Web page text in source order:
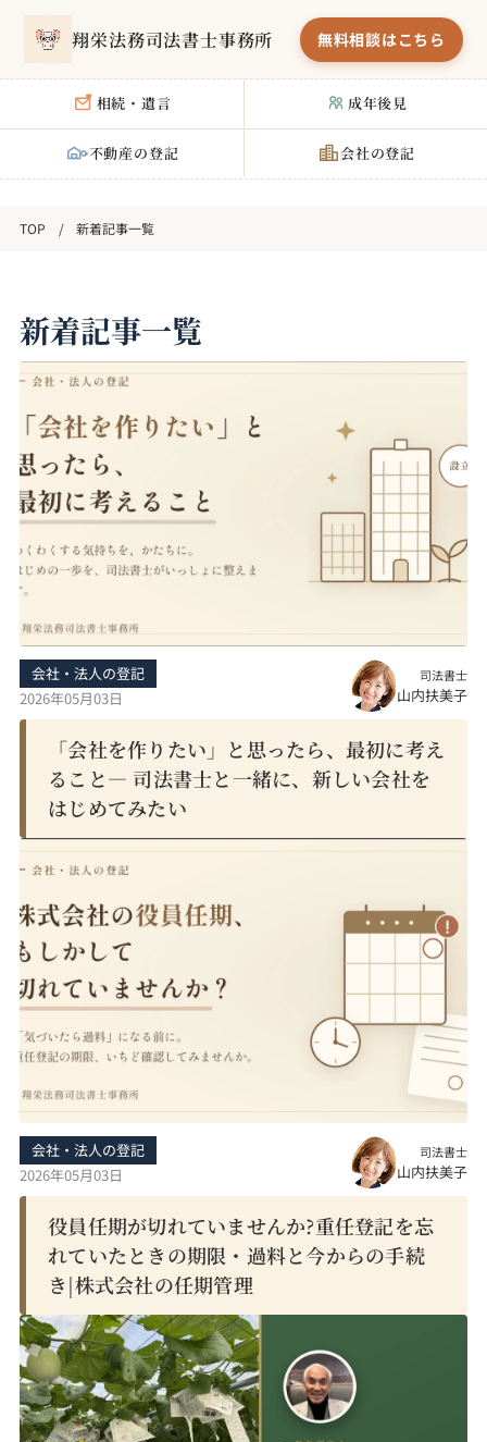
翔栄法務司法書士事務所 無料相談はこちら
相続・遺言 成年後見
不動産の登記 会社の登記
新着記事一覧
新着記事一覧
会社・法人の登記
2026年05月03日
司法書士
山内扶美子
「会社を作りたい」と思ったら、最初に考え
ること— 司法書士と一緒に、新しい会社を
はじめてみたい
会社・法人の登記
2026年05月03日
司法書士
山内扶美子
役員任期が切れていませんか?重任登記を忘
れていたときの期限・過料と今からの手続
き|株式会社の任期管理